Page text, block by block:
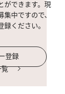
ができます。現
中ですので、
ください。
登録